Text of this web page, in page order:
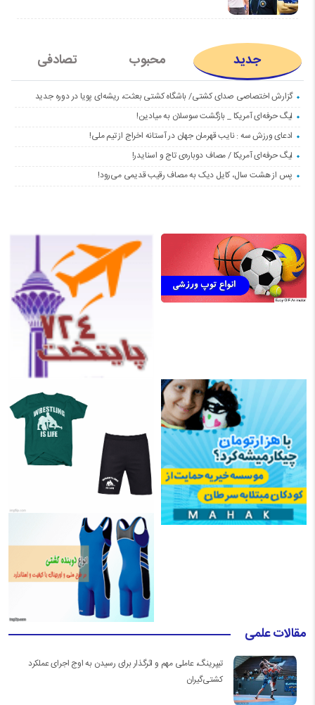
جدید محبوب تصادفی
گزارش اختصاصی صدای کشتی/ باشگاه کشتی بعثت، ریشه‌ای پویا در دوره جدید
لیگ حرفه‌ای آمریکا _ بازگشت سوسلان به میادین!
ادعای ورزش سه : نایب قهرمان جهان در آستانه اخراج از تیم ملی!
لیگ حرفه‌ای آمریکا / مصاف دوباره‌ی تاج و اسنایدر!
پس از هشت سال، کایل دیک به مصاف رقیب قدیمی می‌رود!
مقالات علمی
تیپرینگ، عاملی مهم و اثرگذار برای رسیدن به اوج اجرای عملکرد
کشتی‌گیران